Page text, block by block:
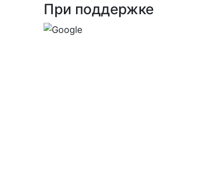
При поддержке